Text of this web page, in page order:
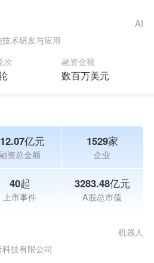
术研发与应用
AI
次 融资金额
数百万美元
亿元
资总金额
1529家
企业
40起
上市事件
3283.48亿元
A股总市值
技有限公司
机器人